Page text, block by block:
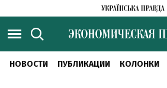
НОВОСТИ ПУБЛИКАЦИИ КОЛОНКИ